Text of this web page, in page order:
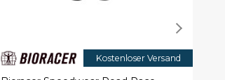
Kostenloser Versand